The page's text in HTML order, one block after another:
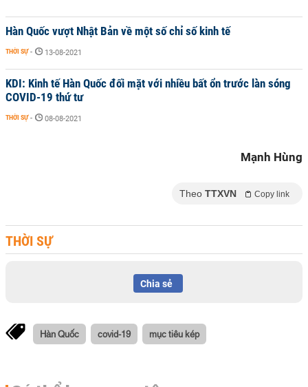
Hàn Quốc vượt Nhật Bản về một số chỉ số kinh tế
THỜI SỰ - 13-08-2021
KDI: Kinh tế Hàn Quốc đối mặt với nhiều bất ổn trước làn sóng
COVID-19 thứ tư
THỜI SỰ - 08-08-2021
Mạnh Hùng
Theo TTXVN Copy link
THỜI SỰ
Chia sẻ
Hàn Quốc covid-19 mục tiêu kép